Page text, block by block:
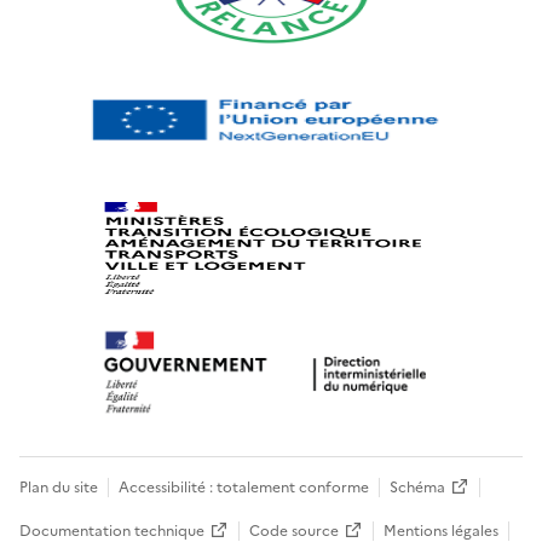
Plan du site Accessibilité : totalement conforme
Schéma
Documentation technique
Code source Mentions légales